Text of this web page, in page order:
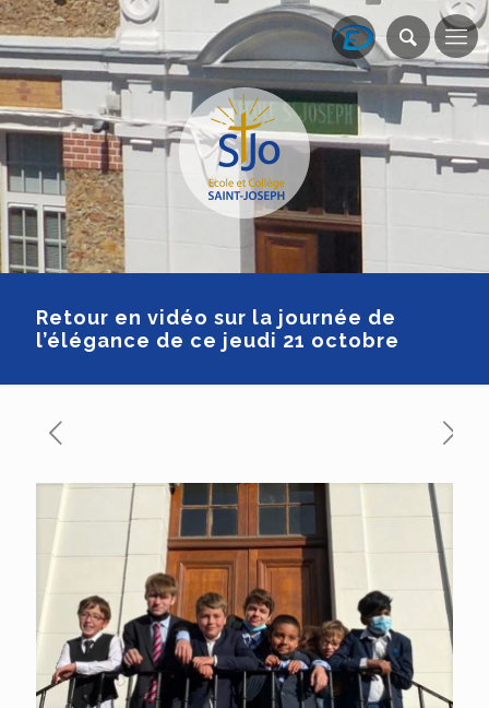
Retour en vidéo sur la journée de
l’élégance de ce jeudi 21 octobre